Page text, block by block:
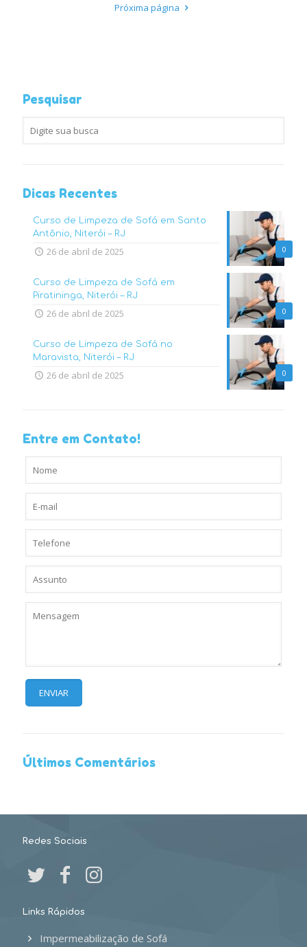
Próxima página
Pesquisar
Dicas Recentes
0
Curso de Limpeza de Sofá em Santo
Antônio, Niterói – RJ
26 de abril de 2025
0
Curso de Limpeza de Sofá em
Piratininga, Niterói – RJ
26 de abril de 2025
0
Curso de Limpeza de Sofá no
Maravista, Niterói – RJ
26 de abril de 2025
Entre em Contato!
Últimos Comentários
Redes Sociais
Links Rápidos
Impermeabilização de Sofá